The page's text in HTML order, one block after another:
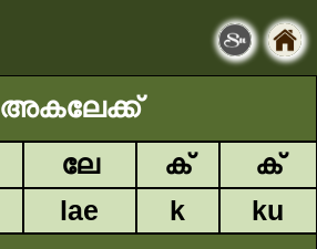
അകലേക്ക്
ലേ ക്
ക്
lae k ku